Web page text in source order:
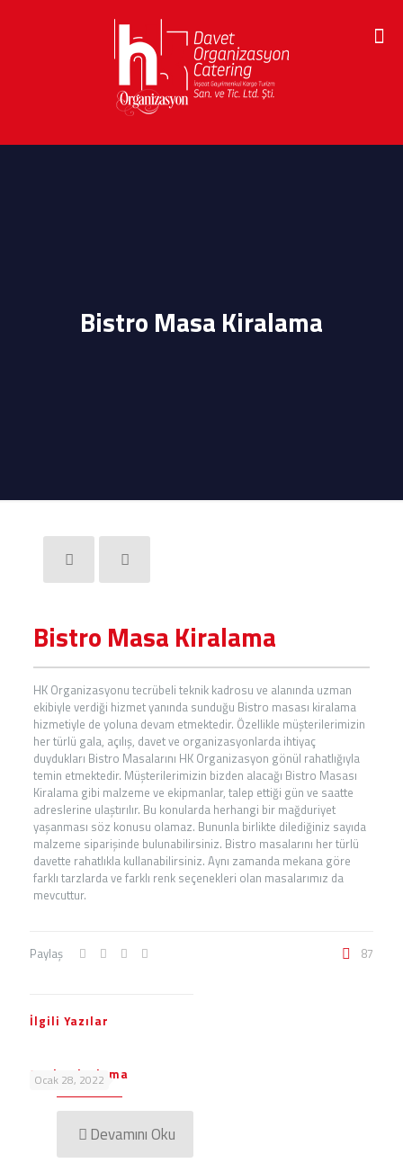
Bistro Masa Kiralama
Bistro Masa Kiralama
HK Organizasyonu tecrübeli teknik kadrosu ve alanında uzman
ekibiyle verdiği hizmet yanında sunduğu Bistro masası kiralama
hizmetiyle de yoluna devam etmektedir. Özellikle müşterilerimizin
her türlü gala, açılış, davet ve organizasyonlarda ihtiyaç
duydukları Bistro Masalarını HK Organizasyon gönül rahatlığıyla
temin etmektedir. Müşterilerimizin bizden alacağı Bistro Masası
Kiralama gibi malzeme ve ekipmanlar, talep ettiği gün ve saatte
adreslerine ulaştırılır. Bu konularda herhangi bir mağduriyet
yaşanması söz konusu olamaz. Bununla birlikte dilediğiniz sayıda
malzeme siparişinde bulunabilirsiniz. Bistro masalarını her türlü
davette rahatlıkla kullanabilirsiniz. Aynı zamanda mekana göre
farklı tarzlarda ve farklı renk seçenekleri olan masalarımız da
mevcuttur.
Paylaş 87
İlgili Yazılar
Ocak 28, 2022
Supla Kiralama
Devamını Oku